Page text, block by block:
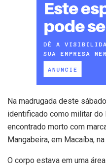
Na madrugada deste
identificado como militar
encontrado morto com
Mangabeira, em Macaíba, na
O corpo estava em uma